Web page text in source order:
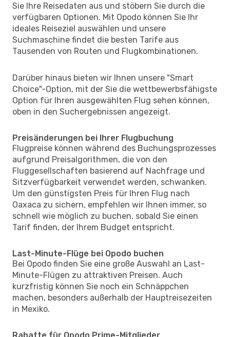
Sie Ihre Reisedaten aus und stöbern Sie durch die
verfügbaren Optionen. Mit Opodo können Sie Ihr
ideales Reiseziel auswählen und unsere
Suchmaschine findet die besten Tarife aus
Tausenden von Routen und Flugkombinationen.
Darüber hinaus bieten wir Ihnen unsere "Smart
Choice"-Option, mit der Sie die wettbewerbsfähigste
Option für Ihren ausgewählten Flug sehen können,
oben in den Suchergebnissen angezeigt.
Preisänderungen bei Ihrer Flugbuchung
Flugpreise können während des Buchungsprozesses
aufgrund Preisalgorithmen, die von den
Fluggesellschaften basierend auf Nachfrage und
Sitzverfügbarkeit verwendet werden, schwanken.
Um den günstigsten Preis für Ihren Flug nach
Oaxaca zu sichern, empfehlen wir Ihnen immer, so
schnell wie möglich zu buchen, sobald Sie einen
Tarif finden, der Ihrem Budget entspricht.
Last-Minute-Flüge bei Opodo buchen
Bei Opodo finden Sie eine große Auswahl an Last-
Minute-Flügen zu attraktiven Preisen. Auch
kurzfristig können Sie noch ein Schnäppchen
machen, besonders außerhalb der Hauptreisezeiten
in Mexiko.